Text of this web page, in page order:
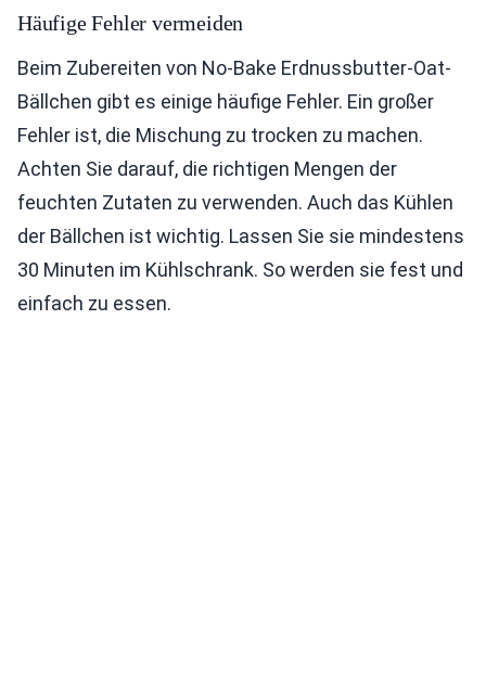
Häufige Fehler vermeiden
Beim Zubereiten von No-Bake Erdnussbutter-Oat-
Bällchen gibt es einige häufige Fehler. Ein großer
Fehler ist, die Mischung zu trocken zu machen.
Achten Sie darauf, die richtigen Mengen der
feuchten Zutaten zu verwenden. Auch das Kühlen
der Bällchen ist wichtig. Lassen Sie sie mindestens
30 Minuten im Kühlschrank. So werden sie fest und
einfach zu essen.